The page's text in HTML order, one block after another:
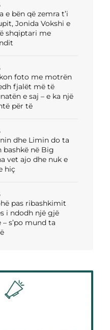
e bën që zemra t’i
Jonida Vokshi e
shqiptari me
foto me motrën
fjalët më të
e saj – e ka një
për të
dhe Limin do ta
bashkë në Big
vet ajo dhe nuk e
hiç
pas ribashkimit
i ndodh një gjë
s’po mund ta